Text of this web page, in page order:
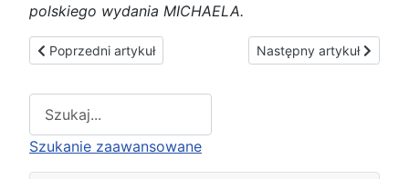
polskiego wydania MICHAELA.
Poprzedni artykuł: Dajmy świadectwo prawdzie
Poprzedni artykuł Następny artykuł: 50.
Następny artykuł
Type 2 or more characters for results.
Szukanie zaawansowane